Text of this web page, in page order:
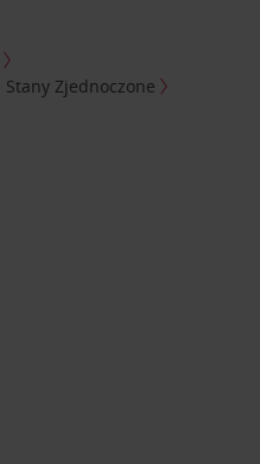
Stany Zjednoczone